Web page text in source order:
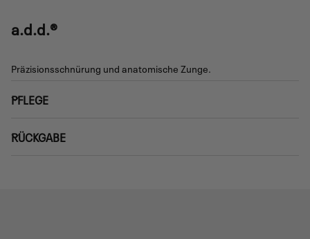
a.d.d.®
Präzisionsschnürung und anatomische Zunge.
PFLEGE
RÜCKGABE